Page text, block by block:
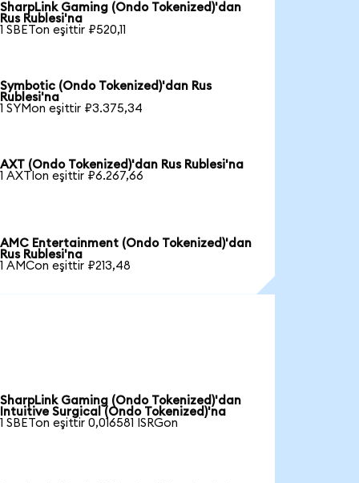
SharpLink Gaming (Ondo Tokenized)'dan
Rus Rublesi'na
1 SBETon eşittir ₽520,11
Symbotic (Ondo Tokenized)'dan Rus
Rublesi'na
1 SYMon eşittir ₽3.375,34
AXT (Ondo Tokenized)'dan Rus Rublesi'na
1 AXTIon eşittir ₽6.267,66
AMC Entertainment (Ondo Tokenized)'dan
Rus Rublesi'na
1 AMCon eşittir ₽213,48
SharpLink Gaming (Ondo Tokenized)'dan
Intuitive Surgical (Ondo Tokenized)'na
1 SBETon eşittir 0,016581 ISRGon